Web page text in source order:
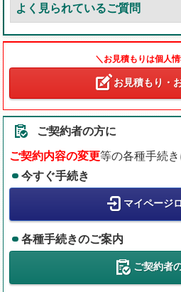
よく見られているご質問
＼お見積もりは個人
お見積もり・
ご契約者の方に
ご契約内容の変更等の各種手続き
今すぐ手続き
マイページ
各種手続きのご案内
ご契約者